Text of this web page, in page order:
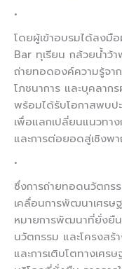
•
โดยผู้เข้าอบรมได้ลง
Bar ทุเรียน กล้วยน้ำว้
ถ่ายทอดองค์ความรู้จา
โภชนาการ และบุคลาก
พร้อมได้รับโอกาสพบป
เพื่อแลกเปลี่ยนแนวท
และการต่อยอดสู่เชิงพ
•
ซึ่งการถ่ายทอดนวัตกร
เคลื่อนการพัฒนาเศรษ
หมายการพัฒนาที่ยั่งยืน
นวัตกรรม และโครงส
และการเติบโตทางเศร